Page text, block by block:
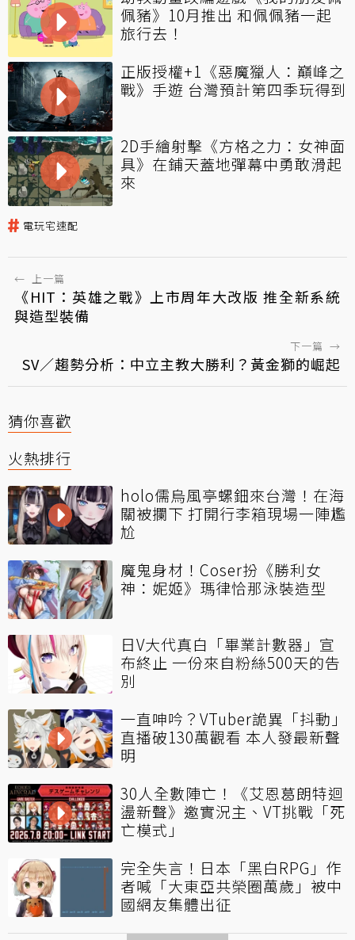
佩豬》10月推出 和佩佩豬一起
旅行去！
正版授權+1《惡魔獵人：巔峰之
戰》手遊 台灣預計第四季玩得到
2D手繪射擊《方格之力：女神面
具》在鋪天蓋地彈幕中勇敢滑起
來
電玩宅速配
← 上一篇
《HIT：英雄之戰》上市周年大改版 推全新系統
與造型裝備
下一篇 →
SV／趨勢分析：中立主教大勝利？黃金獅的崛起
猜你喜歡
火熱排行
holo儒烏風亭螺鈿來台灣！在海
關被攔下 打開行李箱現場一陣尷
尬
魔鬼身材！Coser扮《勝利女
神：妮姬》瑪律恰那泳裝造型
日V大代真白「畢業計數器」宣
布終止 一份來自粉絲500天的告
別
一直呻吟？VTuber詭異「抖動」
直播破130萬觀看 本人發最新聲
明
30人全數陣亡！《艾恩葛朗特迴
盪新聲》邀實況主、VT挑戰「死
亡模式」
完全失言！日本「黑白RPG」作
者喊「大東亞共榮圈萬歲」被中
國網友集體出征